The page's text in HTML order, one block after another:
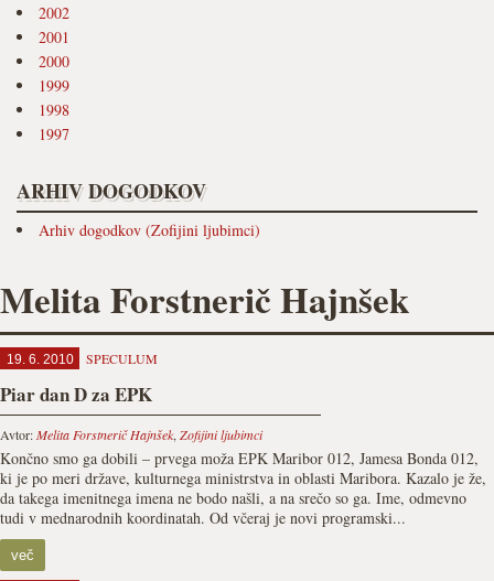
2002
2001
2000
1999
1998
1997
ARHIV DOGODKOV
Arhiv dogodkov (Zofijini ljubimci)
Melita Forstnerič Hajnšek
19. 6. 2010 SPECULUM
Piar dan D za EPK
Avtor:Melita Forstnerič Hajnšek, Zofijini ljubimci
Končno smo ga dobili – prvega moža EPK Maribor 012, Jamesa Bonda 012,
ki je po meri države, kulturnega ministrstva in oblasti Maribora. Kazalo je že,
da takega imenitnega imena ne bodo našli, a na srečo so ga. Ime, odmevno
tudi v mednarodnih koordinatah. Od včeraj je novi programski...
več